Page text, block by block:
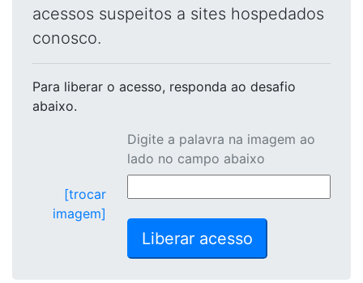
acessos suspeitos a sites hospedados
conosco.
Para liberar o acesso, responda ao desafio
abaixo.
[trocar
imagem]
Digite a palavra na imagem ao
lado no campo abaixo